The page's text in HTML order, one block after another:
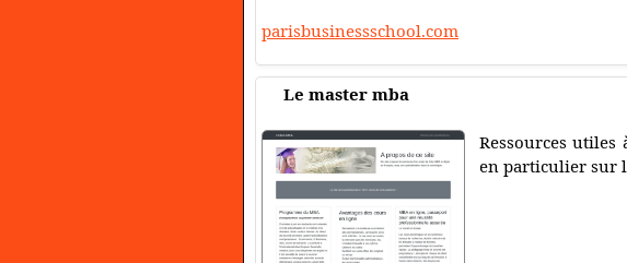
parisbusinessschool.com
Le master mba
Ressources
en particulier sur